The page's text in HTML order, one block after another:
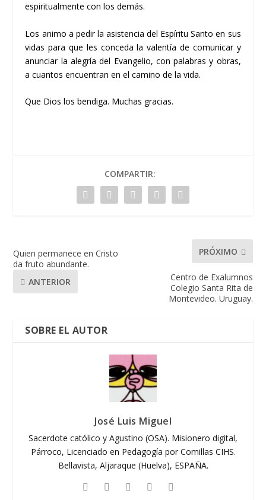
espiritualmente con los demás.
Los animo a pedir la asistencia del Espíritu Santo en sus
vidas para que les conceda la valentía de comunicar y
anunciar la alegría del Evangelio, con palabras y obras,
a cuantos encuentran en el camino de la vida.
Que Dios los bendiga. Muchas gracias.
COMPARTIR:
Quien permanece en Cristo
da fruto abundante.
ANTERIOR
PRÓXIMO
Centro de Exalumnos
Colegio Santa Rita de
Montevideo. Uruguay.
SOBRE EL AUTOR
José Luis Miguel
Sacerdote católico y Agustino (OSA). Misionero digital,
Párroco, Licenciado en Pedagogía por Comillas CIHS.
Bellavista, Aljaraque (Huelva), ESPAÑA.